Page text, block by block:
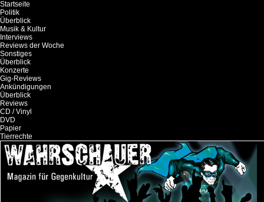
Startseite
Politik
Überblick
Musik & Kultur
Interviews
Reviews der Woche
Sonstiges
Überblick
Konzerte
Gig-Reviews
Ankündigungen
Überblick
Reviews
CD / Vinyl
DVD
Papier
Tierrechte